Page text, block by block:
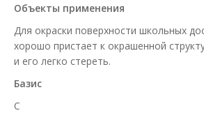
Объекты применения
Для окраски поверхности школьных
хорошо пристает к окрашенной
и его легко стереть.
Базис
C